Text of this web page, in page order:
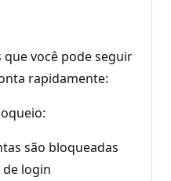
que você pode seguir
rapidamente:
são bloqueadas
login